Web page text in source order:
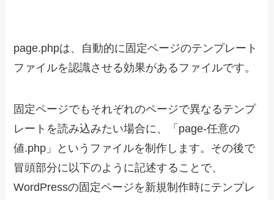
page.phpは、自動的に固定ページのテンプレート
ファイルを認識させる効果があるファイルです。
固定ページでもそれぞれのページで異なるテンプ
レートを読み込みたい場合に、「page-任意の
値.php」というファイルを制作します。その後で
冒頭部分に以下のように記述することで、
WordPressの固定ページを新規制作時にテンプレ